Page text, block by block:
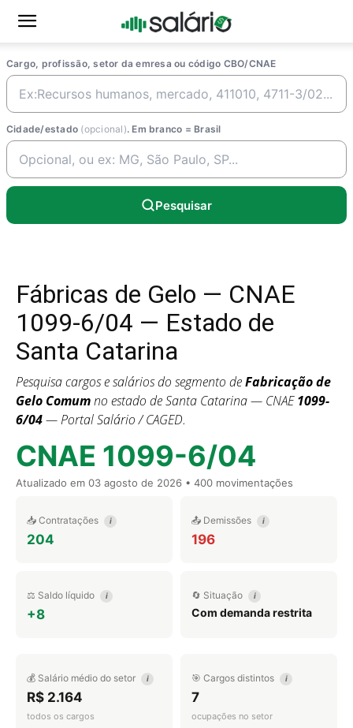
Cargo, profissão, setor da emresa ou código CBO/CNAE
Cidade/estado (opcional). Em branco = Brasil
Pesquisar
Fábricas de Gelo — CNAE
1099-6/04 — Estado de
Santa Catarina
Pesquisa cargos e salários do segmento deFabricação de
Gelo Comumno estado de Santa Catarina — CNAE1099-
6/04— Portal Salário / CAGED.
CNAE 1099-6/04
Atualizado em 03 agosto de 2026 • 400 movimentações
📥 Contratações i
204
📤 Demissões i
196
⚖️ Saldo líquido i
+8
🔄 Situação i
Com demanda restrita
💰 Salário médio do setor i
R$ 2.164
todos os cargos
🎯 Cargos distintos i
7
ocupações no setor